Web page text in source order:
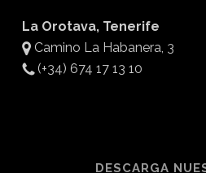
La Orotava, Tenerife
Camino La Habanera, 3
(+34) 674 17 13 10
DESCARGA